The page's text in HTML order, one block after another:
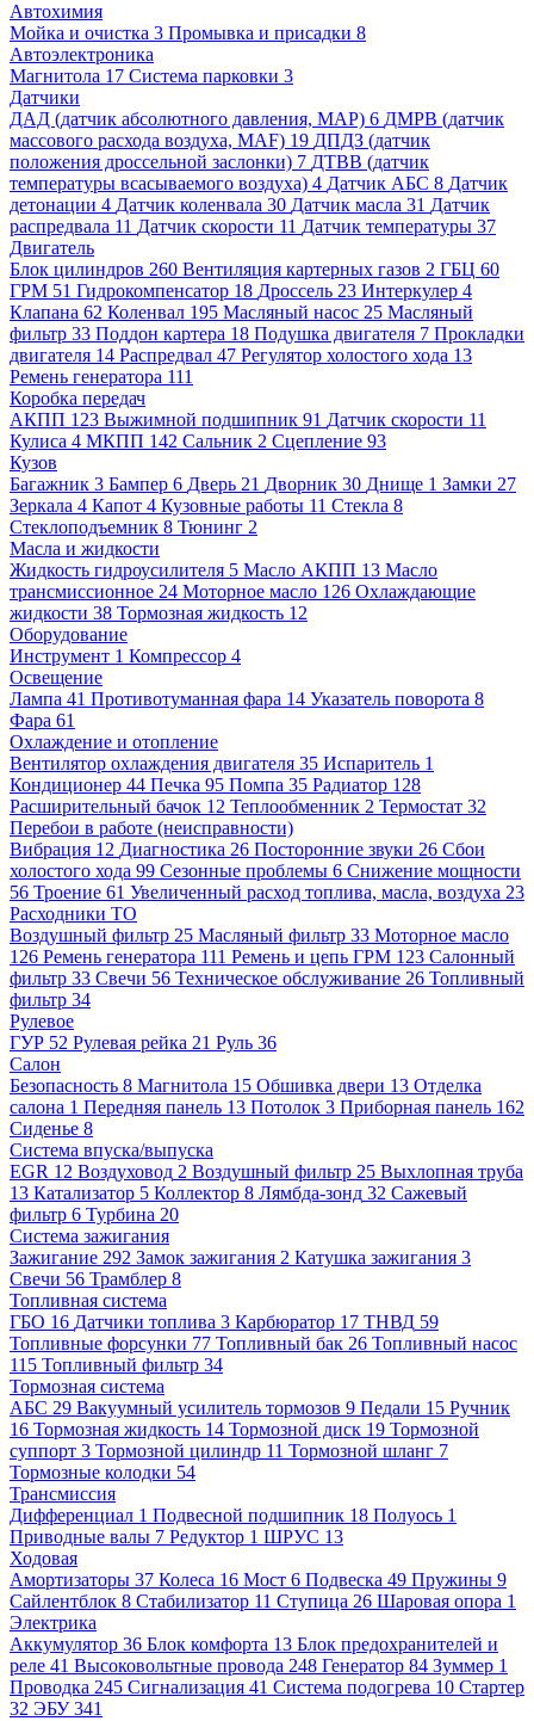
Автохимия
Мойка и очистка 3 Промывка и присадки 8
Автоэлектроника
Магнитола 17 Система парковки 3
Датчики
ДАД (датчик абсолютного давления, MAP) 6 ДМРВ (датчик
массового расхода воздуха, MAF) 19 ДПДЗ (датчик
положения дроссельной заслонки) 7 ДТВВ (датчик
температуры всасываемого воздуха) 4 Датчик АБС 8 Датчик
детонации 4 Датчик коленвала 30 Датчик масла 31 Датчик
распредвала 11 Датчик скорости 11 Датчик температуры 37
Двигатель
Блок цилиндров 260 Вентиляция картерных газов 2 ГБЦ 60
ГРМ 51 Гидрокомпенсатор 18 Дроссель 23 Интеркулер 4
Клапана 62 Коленвал 195 Масляный насос 25 Масляный
фильтр 33 Поддон картера 18 Подушка двигателя 7 Прокладки
двигателя 14 Распредвал 47 Регулятор холостого хода 13
Ремень генератора 111
Коробка передач
АКПП 123 Выжимной подшипник 91 Датчик скорости 11
Кулиса 4 МКПП 142 Сальник 2 Сцепление 93
Кузов
Багажник 3 Бампер 6 Дверь 21 Дворник 30 Днище 1 Замки 27
Зеркала 4 Капот 4 Кузовные работы 11 Стекла 8
Стеклоподъемник 8 Тюнинг 2
Масла и жидкости
Жидкость гидроусилителя 5 Масло АКПП 13 Масло
трансмиссионное 24 Моторное масло 126 Охлаждающие
жидкости 38 Тормозная жидкость 12
Оборудование
Инструмент 1 Компрессор 4
Освещение
Лампа 41 Противотуманная фара 14 Указатель поворота 8
Фара 61
Охлаждение и отопление
Вентилятор охлаждения двигателя 35 Испаритель 1
Кондиционер 44 Печка 95 Помпа 35 Радиатор 128
Расширительный бачок 12 Теплообменник 2 Термостат 32
Перебои в работе (неисправности)
Вибрация 12 Диагностика 26 Посторонние звуки 26 Сбои
холостого хода 99 Сезонные проблемы 6 Снижение мощности
56 Троение 61 Увеличенный расход топлива, масла, воздуха 23
Расходники ТО
Воздушный фильтр 25 Масляный фильтр 33 Моторное масло
126 Ремень генератора 111 Ремень и цепь ГРМ 123 Салонный
фильтр 33 Свечи 56 Техническое обслуживание 26 Топливный
фильтр 34
Рулевое
ГУР 52 Рулевая рейка 21 Руль 36
Салон
Безопасность 8 Магнитола 15 Обшивка двери 13 Отделка
салона 1 Передняя панель 13 Потолок 3 Приборная панель 162
Сиденье 8
Система впуска/выпуска
EGR 12 Воздуховод 2 Воздушный фильтр 25 Выхлопная труба
13 Катализатор 5 Коллектор 8 Лямбда-зонд 32 Сажевый
фильтр 6 Турбина 20
Система зажигания
Зажигание 292 Замок зажигания 2 Катушка зажигания 3
Свечи 56 Трамблер 8
Топливная система
ГБО 16 Датчики топлива 3 Карбюратор 17 ТНВД 59
Топливные форсунки 77 Топливный бак 26 Топливный насос
115 Топливный фильтр 34
Тормозная система
АБС 29 Вакуумный усилитель тормозов 9 Педали 15 Ручник
16 Тормозная жидкость 14 Тормозной диск 19 Тормозной
суппорт 3 Тормозной цилиндр 11 Тормозной шланг 7
Тормозные колодки 54
Трансмиссия
Дифференциал 1 Подвесной подшипник 18 Полуось 1
Приводные валы 7 Редуктор 1 ШРУС 13
Ходовая
Амортизаторы 37 Колеса 16 Мост 6 Подвеска 49 Пружины 9
Сайлентблок 8 Стабилизатор 11 Ступица 26 Шаровая опора 1
Электрика
Аккумулятор 36 Блок комфорта 13 Блок предохранителей и
реле 41 Высоковольтные провода 248 Генератор 84 Зуммер 1
Проводка 245 Сигнализация 41 Система подогрева 10 Стартер
32 ЭБУ 341